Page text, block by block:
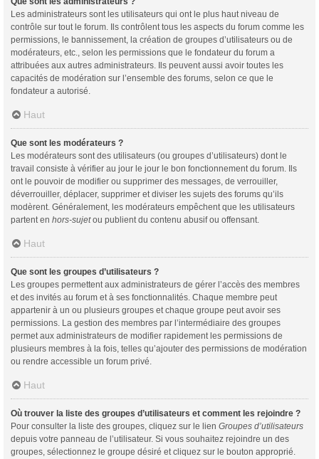
Les administrateurs sont les utilisateurs qui ont le plus haut niveau de
contrôle sur tout le forum. Ils contrôlent tous les aspects du forum comme les
permissions, le bannissement, la création de groupes d’utilisateurs ou de
modérateurs, etc., selon les permissions que le fondateur du forum a
attribuées aux autres administrateurs. Ils peuvent aussi avoir toutes les
capacités de modération sur l’ensemble des forums, selon ce que le
fondateur a autorisé.
Haut
Que sont les modérateurs ?
Les modérateurs sont des utilisateurs (ou groupes d’utilisateurs) dont le
travail consiste à vérifier au jour le jour le bon fonctionnement du forum. Ils
ont le pouvoir de modifier ou supprimer des messages, de verrouiller,
déverrouiller, déplacer, supprimer et diviser les sujets des forums qu’ils
modèrent. Généralement, les modérateurs empêchent que les utilisateurs
partent en hors-sujetou publient du contenu abusif ou offensant.
Haut
Que sont les groupes d’utilisateurs ?
Les groupes permettent aux administrateurs de gérer l’accès des membres
et des invités au forum et à ses fonctionnalités. Chaque membre peut
appartenir à un ou plusieurs groupes et chaque groupe peut avoir ses
permissions. La gestion des membres par l’intermédiaire des groupes
permet aux administrateurs de modifier rapidement les permissions de
plusieurs membres à la fois, telles qu’ajouter des permissions de modération
ou rendre accessible un forum privé.
Haut
Où trouver la liste des groupes d’utilisateurs et comment les rejoindre ?
Pour consulter la liste des groupes, cliquez sur le lien Groupes d’utilisateurs
depuis votre panneau de l’utilisateur. Si vous souhaitez rejoindre un des
groupes, sélectionnez le groupe désiré et cliquez sur le bouton approprié.